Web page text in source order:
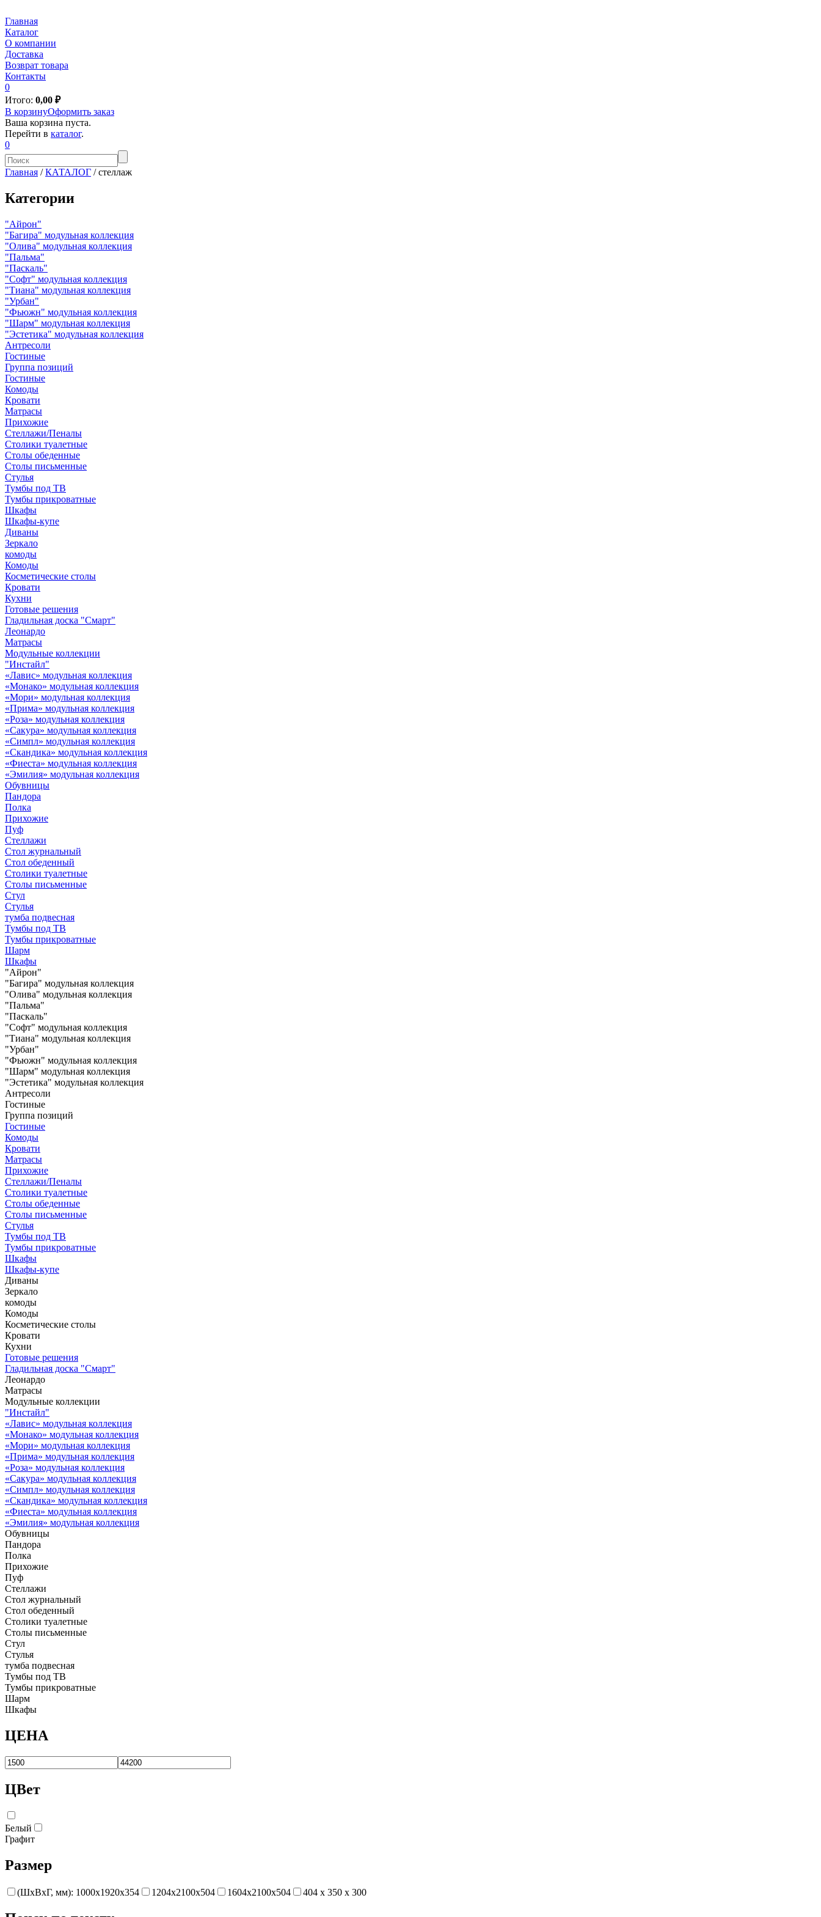
Главная
Каталог
О компании
Доставка
Возврат товара
Контакты
0
Итого: 0,00 ₽
В корзинуОформить заказ
Ваша корзина пуста.
Перейти в каталог.
0
Главная / КАТАЛОГ / стеллаж
Категории
"Айрон"
"Багира" модульная коллекция
"Олива" модульная коллекция
"Пальма"
"Паскаль"
"Софт" модульная коллекция
"Тиана" модульная коллекция
"Урбан"
"Фьюжн" модульная коллекция
"Шарм" модульная коллекция
"Эстетика" модульная коллекция
Антресоли
Гостиные
Группа позиций
Гостиные
Комоды
Кровати
Матрасы
Прихожие
Стеллажи/Пеналы
Столики туалетные
Столы обеденные
Столы письменные
Стулья
Тумбы под ТВ
Тумбы прикроватные
Шкафы
Шкафы-купе
Диваны
Зеркало
комоды
Комоды
Косметические столы
Кровати
Кухни
Готовые решения
Гладильная доска "Смарт"
Леонардо
Матрасы
Модульные коллекции
"Инстайл"
«Лавис» модульная коллекция
«Монако» модульная коллекция
«Мори» модульная коллекция
«Прима» модульная коллекция
«Роза» модульная коллекция
«Сакура» модульная коллекция
«Симпл» модульная коллекция
«Скандика» модульная коллекция
«Фиеста» модульная коллекция
«Эмилия» модульная коллекция
Обувницы
Пандора
Полка
Прихожие
Пуф
Стеллажи
Стол журнальный
Стол обеденный
Столики туалетные
Столы письменные
Стул
Стулья
тумба подвесная
Тумбы под ТВ
Тумбы прикроватные
Шарм
Шкафы
"Айрон"
"Багира" модульная коллекция
"Олива" модульная коллекция
"Пальма"
"Паскаль"
"Софт" модульная коллекция
"Тиана" модульная коллекция
"Урбан"
"Фьюжн" модульная коллекция
"Шарм" модульная коллекция
"Эстетика" модульная коллекция
Антресоли
Гостиные
Группа позиций
Гостиные
Комоды
Кровати
Матрасы
Прихожие
Стеллажи/Пеналы
Столики туалетные
Столы обеденные
Столы письменные
Стулья
Тумбы под ТВ
Тумбы прикроватные
Шкафы
Шкафы-купе
Диваны
Зеркало
комоды
Комоды
Косметические столы
Кровати
Кухни
Готовые решения
Гладильная доска "Смарт"
Леонардо
Матрасы
Модульные коллекции
"Инстайл"
«Лавис» модульная коллекция
«Монако» модульная коллекция
«Мори» модульная коллекция
«Прима» модульная коллекция
«Роза» модульная коллекция
«Сакура» модульная коллекция
«Симпл» модульная коллекция
«Скандика» модульная коллекция
«Фиеста» модульная коллекция
«Эмилия» модульная коллекция
Обувницы
Пандора
Полка
Прихожие
Пуф
Стеллажи
Стол журнальный
Стол обеденный
Столики туалетные
Столы письменные
Стул
Стулья
тумба подвесная
Тумбы под ТВ
Тумбы прикроватные
Шарм
Шкафы
ЦЕНА
ЦВет
Белый
Графит
Размер
(ШхВхГ, мм): 1000х1920х354 1204х2100х504 1604х2100х504 404 х 350 х 300